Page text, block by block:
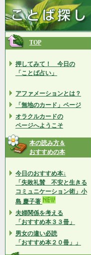
TOP
押してみて！ 今日の
「ことば占い」
アファメーションとは？
「無地のカード」ページ
オラクルカードの
ページへようこそ
本の読み方＆
おすすめの本
今日のおすすめ本↓
「失敗礼賛 不安と生きる
コミュニケーション術」小
島 慶子著
夫婦関係を考える
「おすすめ本３３冊」
男女の違い必読
「おすすめ本２０冊」」